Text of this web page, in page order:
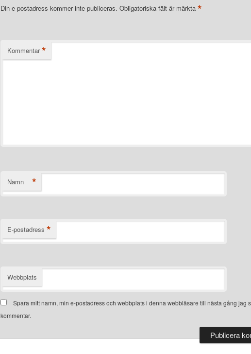
Din e-postadress kommer inte publiceras. Obligatoriska fält är märkta *
Kommentar *
Namn *
E-postadress *
Webbplats
Spara mitt namn, min e-postadress och webbplats i denna webbläsare till nästa gång jag
kommentar.